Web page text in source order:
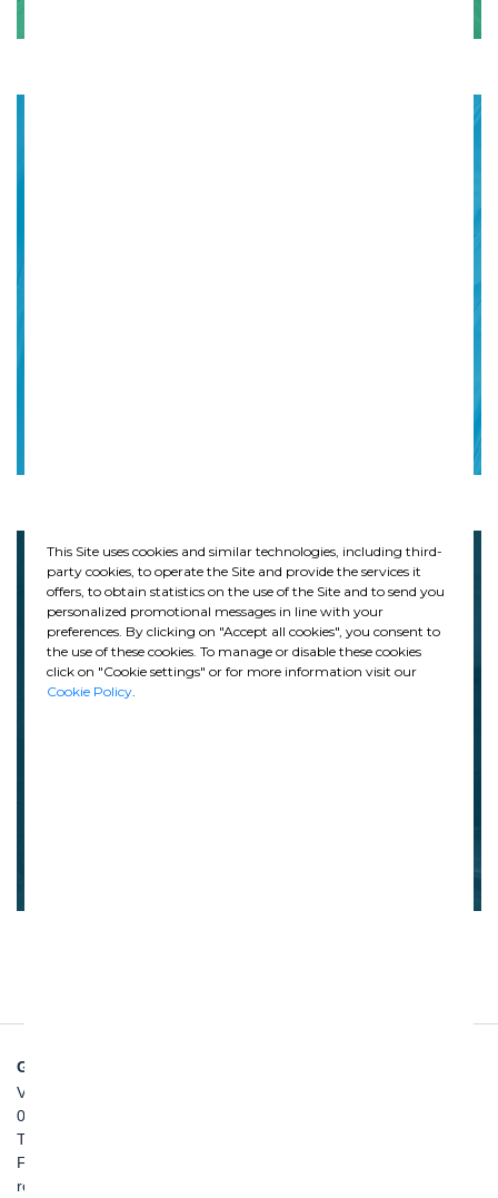
GHELLA SPA
Via Pietro Borsieri, 2/A
00195 Roma
TEL: +39 06 456031
FAX: +39 06 45603040
roma@ghella.com
This Site uses cookies and similar technologies, including third-
party cookies, to operate the Site and provide the services it
offers, to obtain statistics on the use of the Site and to send you
personalized promotional messages in line with your
preferences. By clicking on "Accept all cookies", you consent to
the use of these cookies. To manage or disable these cookies
click on "Cookie settings" or for more information visit our
Cookie Policy